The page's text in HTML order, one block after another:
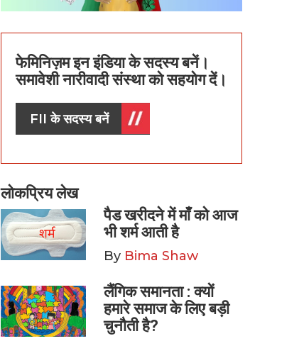
फेमिनिज़म इन इंडिया के सदस्य बनें।
समावेशी नारीवादी संस्था को सहयोग दें।
FII के सदस्य बनें
लोकप्रिय लेख
पैड खरीदने में माँ को आज
भी शर्म आती है
By Bima Shaw
लैंगिक समानता : क्यों
हमारे समाज के लिए बड़ी
चुनौती है?